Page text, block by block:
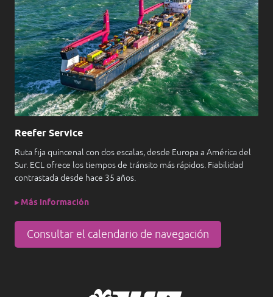
Reefer Service
Ruta fija quincenal con dos escalas, desde Europa a América del
Sur. ECL ofrece los tiempos de tránsito más rápidos. Fiabilidad
contrastada desde hace 35 años.
▸ Más información
Consultar el calendario de navegación